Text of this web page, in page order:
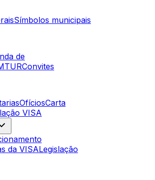
Símbolos municipais
de
Convites
OfíciosCarta
VISA
da VISALegislação